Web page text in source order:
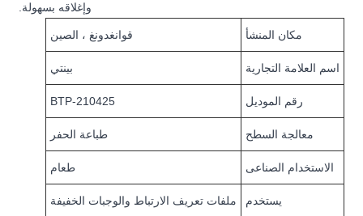
وإغلاقه بسهولة.
مكان المنشأ قوانغدونغ ، الصين
اسم العلامة التجارية بينتي
رقم الموديل BTP-210425
معالجة السطح طباعة الحفر
الاستخدام الصناعى طعام
يستخدم ملفات تعريف الارتباط والوجبات الخفيفة